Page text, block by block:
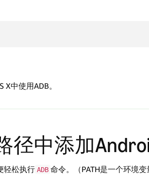
中使用ADB。
径中添加
轻松执行 ADB 命令。（PATH是一个环境